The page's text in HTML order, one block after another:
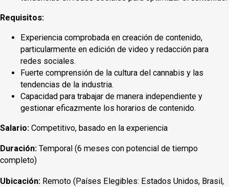
Requisitos:
Experiencia comprobada en creación de contenido,
particularmente en edición de video y redacción para
redes sociales.
Fuerte comprensión de la cultura del cannabis y las
tendencias de la industria.
Capacidad para trabajar de manera independiente y
gestionar eficazmente los horarios de contenido.
Salario: Competitivo, basado en la experiencia
Duración: Temporal (6 meses con potencial de tiempo
completo)
Ubicación: Remoto (Países Elegibles: Estados Unidos, Brasil,